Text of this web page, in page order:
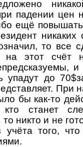
падении цен
ещё
то все
на этот счёт
упадут до
При
бы как-то
станет
никто и не
того,